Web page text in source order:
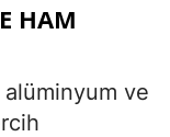
HAM
ve